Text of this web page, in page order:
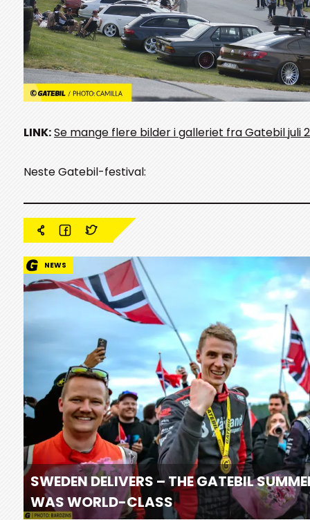
LINK:Se mange flere bilder i galleriet fra Gatebil juli
Neste Gatebil-festival:
NEWS
SWEDEN DELIVERS – THE GATEBIL
WAS WORLD-CLASS